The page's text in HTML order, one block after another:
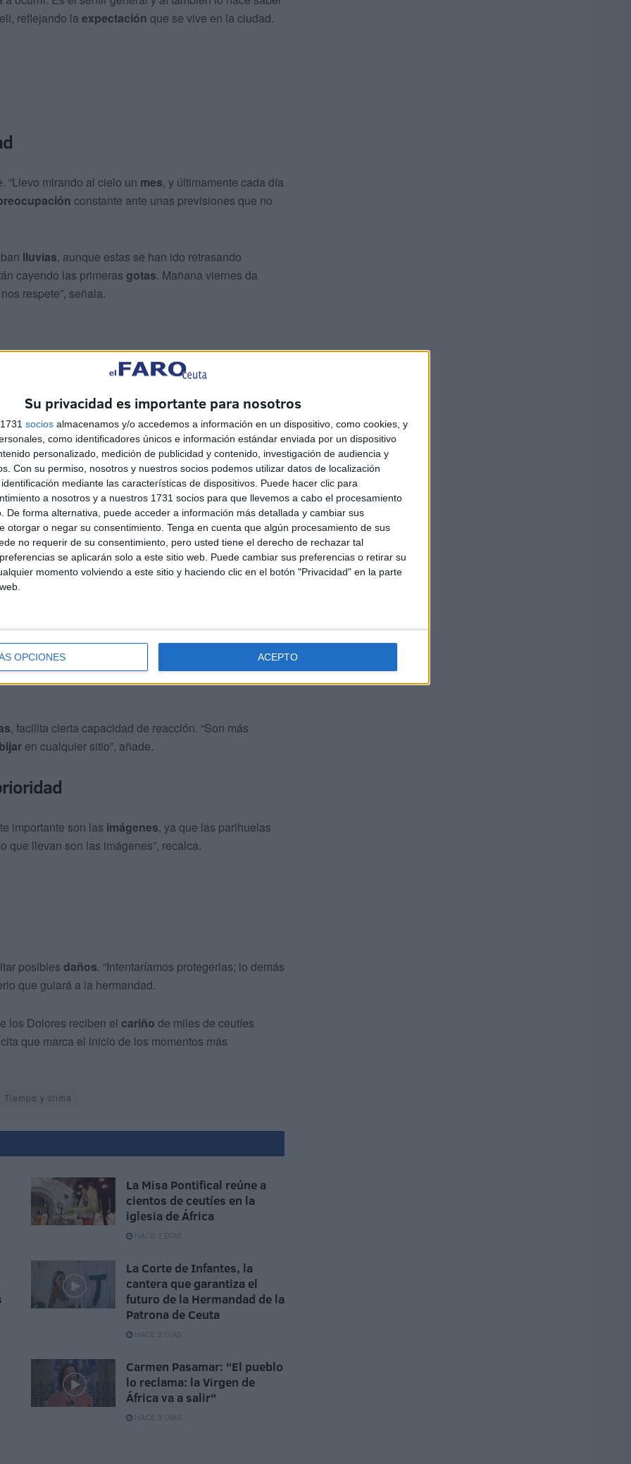
Su privacidad es importante para nosotros
socios almacenamos y/o accedemos a información en un dispositivo, como cookies, y
como identificadores únicos e información estándar enviada por un dispositivo
personalizado, medición de publicidad y contenido, investigación de audiencia y
Con su permiso, nosotros y nuestros socios podemos utilizar datos de localización
mediante las características de dispositivos. Puede hacer clic para
a nosotros y a nuestros 1731 socios para que llevemos a cabo el procesamiento
De forma alternativa, puede acceder a información más detallada y cambiar sus
otorgar o negar su consentimiento. Tenga en cuenta que algún procesamiento de sus
no requerir de su consentimiento, pero usted tiene el derecho de rechazar tal
se aplicarán solo a este sitio web. Puede cambiar sus preferencias o retirar su
momento volviendo a este sitio y haciendo clic en el botón "Privacidad" en la parte
OPCIONES ACEPTO
reflejando la expectación que se vive en la ciudad.
“Llevo mirando al cielo un mes, y últimamente cada día
constante ante unas previsiones que no
lluvias, aunque estas se han ido retrasando
cayendo las primeras gotas. Mañana viernes da
respete”, señala.
de
que permita realizar el traslado en el
del tiempo en las próximas horas.
mantenerse conprecauciones. “Si cae poquita agua,
podamos salir y proteger las imágenes con
intensa. “Si cae bastante agua, evidentemente se
la conservación del patrimonio.
, facilita cierta capacidad de reacción. “Son más
en cualquier sitio”, añade.
importante son las imágenes, ya que las parihuelas
que llevan son las imágenes”, recalca.
posibles daños. “Intentaríamos protegerlas; lo demás
que guiará a la hermandad.
los Dolores reciben el cariño de miles de ceutíes
que marca el inicio de los momentos más
Tiempo y clima
La Misa Pontifical reúne a
cientos de ceutíes en la
iglesia de África
HACE 2 DÍAS
La Corte de Infantes, la
cantera que garantiza el
futuro de la Hermandad de la
Patrona de Ceuta
HACE 2 DÍAS
Carmen Pasamar: "El pueblo
lo reclama: la Virgen de
África va a salir"
HACE 3 DÍAS